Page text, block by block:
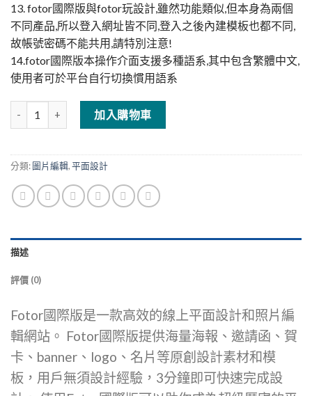
13. fotor國際版與fotor玩設計,雖然功能類似,但本身為兩個
不同產品,所以登入網址皆不同,登入之後內建模板也都不同,
故帳號密碼不能共用,請特別注意!
14.fotor國際版本操作介面支援多種語系,其中包含繁體中文,
使用者可於平台自行切換慣用語系
線上設計神器--Fotor(國際版)--13個月VIP會員 數量
加入購物車
分類:圖片編輯,平面設計
描述
評價 (0)
Fotor國際版是一款高效的線上平面設計和照片編
輯網站。 Fotor國際版提供海量海報、邀請函、賀
卡、banner、logo、名片等原創設計素材和模
板，用戶無須設計經驗，3分鐘即可快速完成設